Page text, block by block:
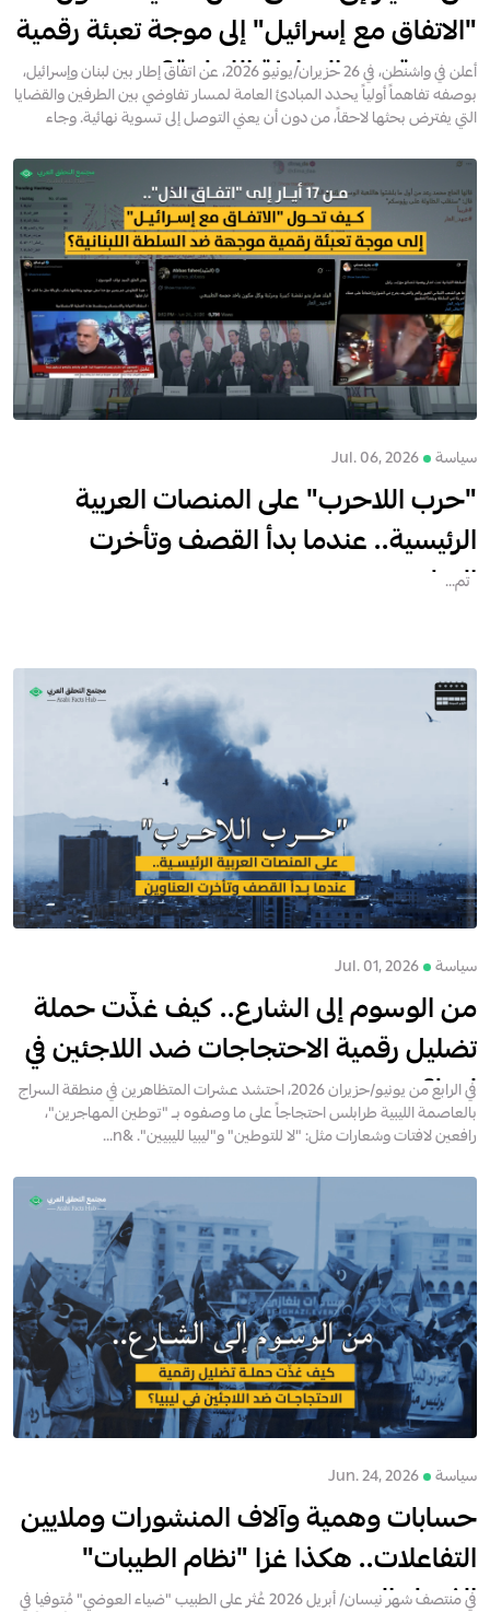
"الاتفاق مع إسرائيل" إلى موجة تعبئة رقمية
موجهة ضد السلطة اللبنانية؟أُعلن في واشنطن، في 26 حزيران/يونيو 2026، عن اتفاق إطار بين لبنان وإسرائيل،
بوصفه تفاهماً أولياً يحدد المبادئ العامة لمسار تفاوضي بين الطرفين والقضايا
التي يفترض بحثها لاحقاً، من دون أن يعني التوصل إلى تسوية نهائية. وجاء
سياسة Jul. 06, 2026
"حرب اللاحرب" على المنصات العربية
الرئيسية.. عندما بدأ القصف وتأخرت
العناوين
تم...
سياسة Jul. 01, 2026
من الوسوم إلى الشارع.. كيف غذّت حملة
تضليل رقمية الاحتجاجات ضد اللاجئين في
ليبيا؟
في الرابع من يونيو/حزيران 2026، احتشد عشرات المتظاهرين في منطقة السراج
بالعاصمة الليبية طرابلس احتجاجاً على ما وصفوه بــ "توطين المهاجرين"،
رافعين لافتات وشعارات مثل: "لا للتوطين" و"ليبيا لليبيين". &n...
سياسة Jun. 24, 2026
حسابات وهمية وآلاف المنشورات وملايين
التفاعلات.. هكذا غزا "نظام الطيبات"
الفضاء العربي
في منتصف شهر نيسان/ أبريل 2026 عُثر على الطبيب "ضياء العوضي" مُتوفيا في